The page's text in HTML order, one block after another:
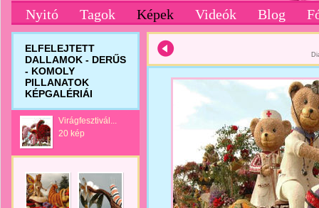
Nyitó Tagok Képek Videók Blog
ELFELEJTETT
DALLAMOK - DERŰS
- KOMOLY
PILLANATOK
KÉPGALÉRIÁI
Virágfesztivál...
20 kép